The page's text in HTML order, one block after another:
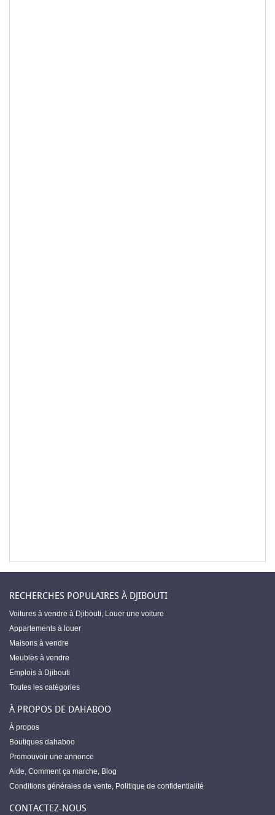
RECHERCHES POPULAIRES À DJIBOUTI
Voitures à vendre à Djibouti, Louer une voiture
Appartements à louer
Maisons à vendre
Meubles à vendre
Emplois à Djibouti
Toutes les catégories
À PROPOS DE DAHABOO
À propos
Boutiques dahaboo
Promouvoir une annonce
Aide, Comment ça marche, Blog
Conditions générales de vente, Politique de confidentialité
CONTACTEZ-NOUS